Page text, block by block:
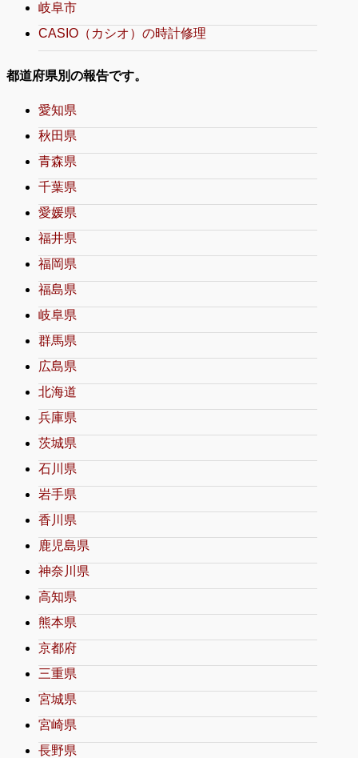
岐阜市
CASIO（カシオ）の時計修理
都道府県別の報告です。
愛知県
秋田県
青森県
千葉県
愛媛県
福井県
福岡県
福島県
岐阜県
群馬県
広島県
北海道
兵庫県
茨城県
石川県
岩手県
香川県
鹿児島県
神奈川県
高知県
熊本県
京都府
三重県
宮城県
宮崎県
長野県